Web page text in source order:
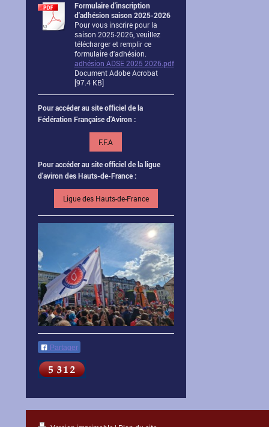
Formulaire d'inscription
d'adhésion saison 2025-2026
Pour vous inscrire pour la
saison 2025-2026, veuillez
télécharger et remplir ce
formulaire d'adhésion.
adhésion ADSE 2025 2026.pdf
Document Adobe Acrobat
[97.4 KB]
Pour accéder au site officiel de la
Fédération Française d'Aviron :
F.F.A
Pour accéder au site officiel de la ligue
d'aviron des Hauts-de-France :
Ligue des Hauts-de-France
Partager